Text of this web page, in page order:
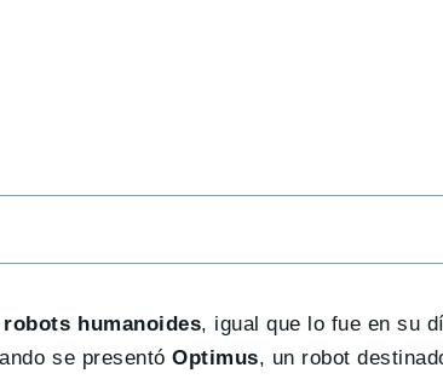
humanoides, igual que lo fue en su
se presentóOptimus, un robot